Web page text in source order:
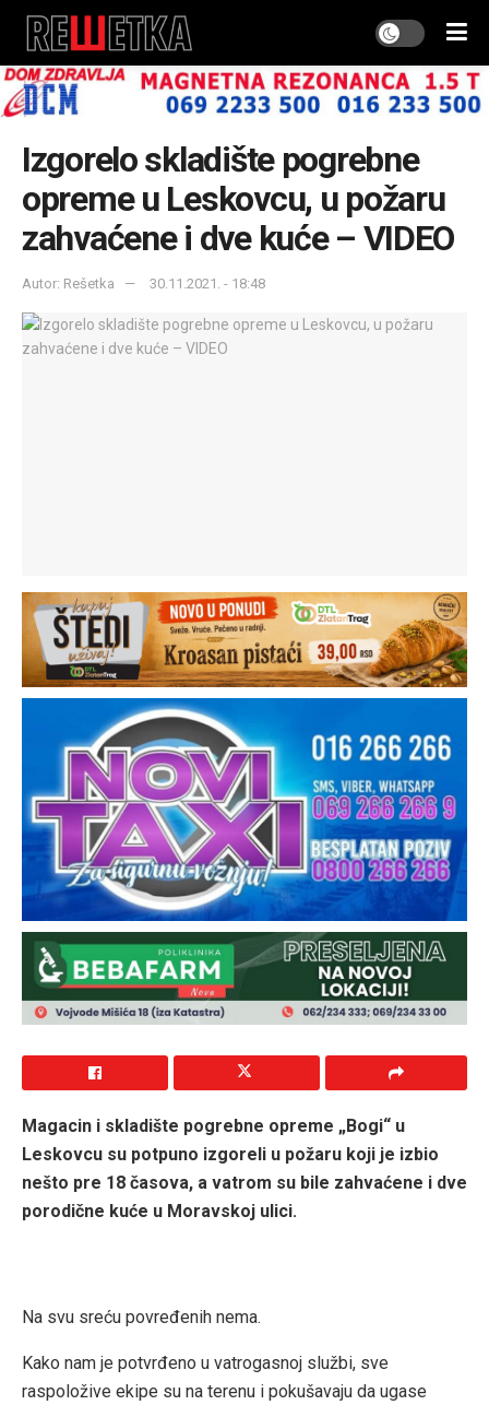
Izgorelo skladište pogrebne
opreme u Leskovcu, u požaru
zahvaćene i dve kuće – VIDEO
Autor: Rešetka 30.11.2021. - 18:48
Magacin i skladište pogrebne opreme „Bogi“ u
Leskovcu su potpuno izgoreli u požaru koji je izbio
nešto pre 18 časova, a vatrom su bile zahvaćene i dve
porodične kuće u Moravskoj ulici.
Na svu sreću povređenih nema.
Kako nam je potvrđeno u vatrogasnoj službi, sve
raspoložive ekipe su na terenu i pokušavaju da ugase